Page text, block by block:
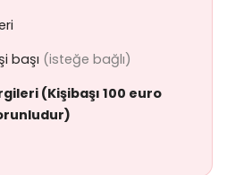
başı (isteğe bağlı)
(Kişibaşı 100 euro